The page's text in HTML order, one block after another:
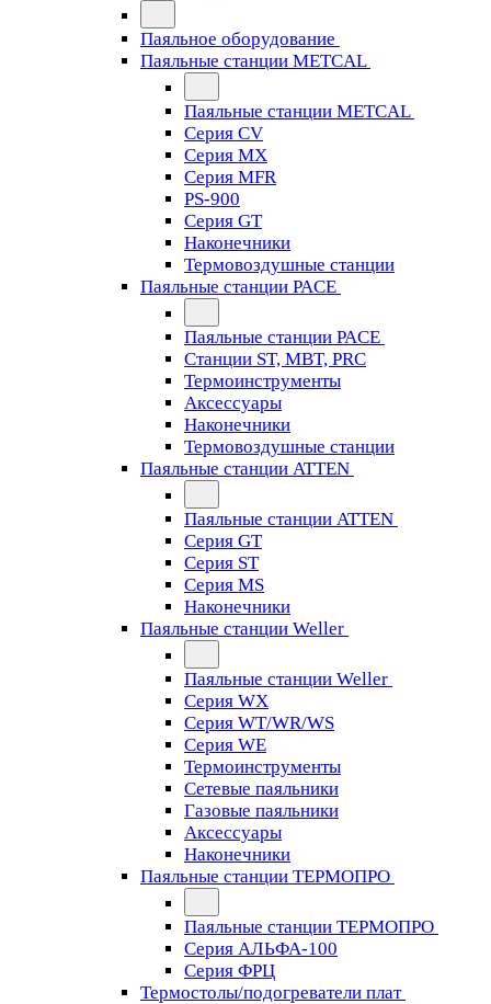
Паяльное оборудование
Паяльные станции METCAL
Паяльные станции METCAL
Серия CV
Серия MX
Серия MFR
PS-900
Серия GT
Наконечники
Термовоздушные станции
Паяльные станции PACE
Паяльные станции PACE
Станции ST, MBT, PRC
Термоинструменты
Аксессуары
Наконечники
Термовоздушные станции
Паяльные станции ATTEN
Паяльные станции ATTEN
Серия GT
Серия ST
Серия MS
Наконечники
Паяльные станции Weller
Паяльные станции Weller
Серия WX
Серия WT/WR/WS
Серия WE
Термоинструменты
Сетевые паяльники
Газовые паяльники
Аксессуары
Наконечники
Паяльные станции ТЕРМОПРО
Паяльные станции ТЕРМОПРО
Серия АЛЬФА-100
Серия ФРЦ
Термостолы/подогреватели плат